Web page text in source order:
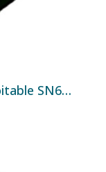
Bac plastique gerbable emboitable SN642402 vert